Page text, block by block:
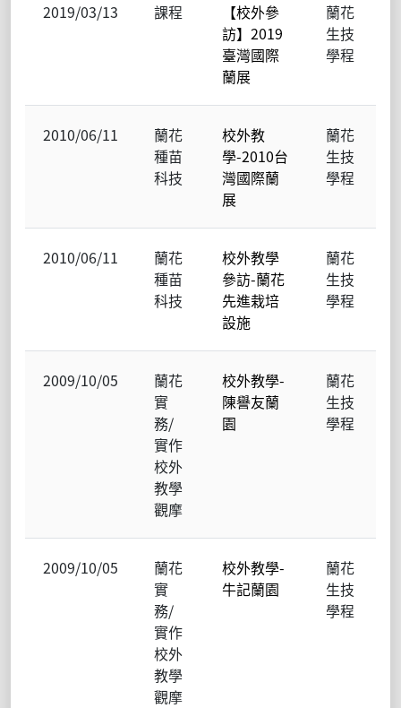
2019/03/13 課程
【校外參
訪】2019
臺灣國際
蘭展
蘭花
生技
學程
2010/06/11
蘭花
種苗
科技
校外教
學-2010台
灣國際蘭
展
蘭花
生技
學程
2010/06/11
蘭花
種苗
科技
校外教學
參訪-蘭花
先進栽培
設施
蘭花
生技
學程
2009/10/05
蘭花
實
務/
實作
校外
教學
觀摩
校外教學-
陳譽友蘭
園
蘭花
生技
學程
2009/10/05
蘭花
實
務/
實作
校外
教學
觀摩
校外教學-
牛記蘭園
蘭花
生技
學程